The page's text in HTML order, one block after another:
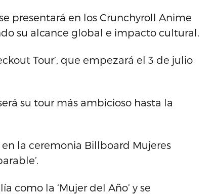
presentará en los Crunchyroll Anime
su alcance global e impacto cultural.
Tour’, que empezará el 3 de julio
su tour más ambicioso hasta la
la ceremonia Billboard Mujeres
como la ‘Mujer del Año’ y se